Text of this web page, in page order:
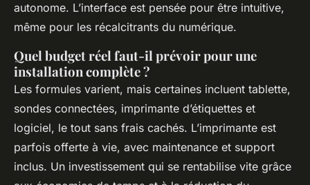
autonome. L’interface est pensée pour être intuitive,
même pour les récalcitrants du numérique.
Quel budget réel faut-il prévoir pour une
installation complète ?
Les formules varient, mais certaines incluent tablette,
sondes connectées, imprimante d’étiquettes et
logiciel, le tout sans frais cachés. L’imprimante est
parfois offerte à vie, avec maintenance et support
inclus. Un investissement qui se rentabilise vite grâce